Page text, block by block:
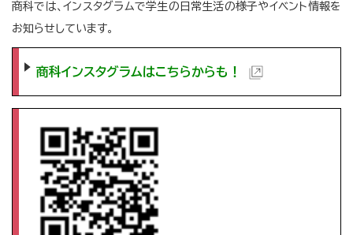
商科では、インスタグラムで学生の日常生活の様子やイベント情報を
お知らせしています。
商科インスタグラムはこちらからも！